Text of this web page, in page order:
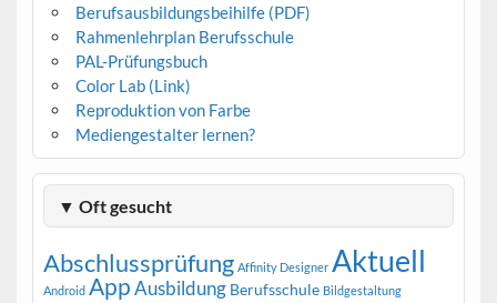
Berufsausbildungsbeihilfe (PDF)
Rahmenlehrplan Berufsschule
PAL-Prüfungsbuch
Color Lab (Link)
Reproduktion von Farbe
Mediengestalter lernen?
▼ Oft gesucht
Abschlussprüfung Affinity Designer Aktuell
Android AppAusbildung Berufsschule Bildgestaltung